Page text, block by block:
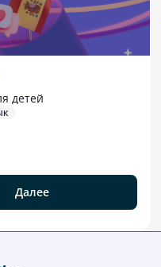
детей
Далее